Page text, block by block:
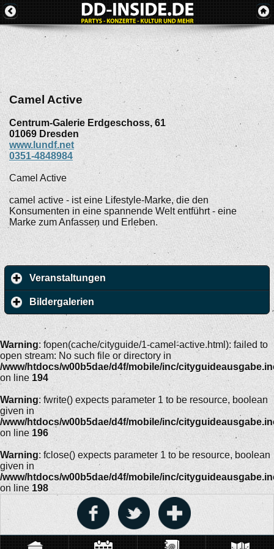
Camel Active
Centrum-Galerie Erdgeschoss, 61
01069 Dresden
www.lundf.net
0351-4848984
Camel Active
camel active - ist eine Lifestyle-Marke, die den
Konsumenten in eine spannende Welt entführt - eine
Marke zum Anfassen und Erleben.
Veranstaltungen
Bildergalerien
Warning: fopen(cache/cityguide/1-camel-active.html): failed to
open stream: No such file or directory in
/www/htdocs/w00b5dae/d4f/mobile/inc/
on line 194
Warning: fwrite() expects parameter 1 to be resource, boolean
given in
/www/htdocs/w00b5dae/d4f/mobile/inc/
on line 196
Warning: fclose() expects parameter 1 to be resource, boolean
given in
/www/htdocs/w00b5dae/d4f/mobile/inc/
on line 198